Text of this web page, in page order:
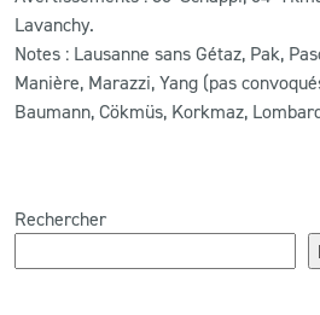
Lavanchy.
Notes : Lausanne sans Gétaz, Pak,
Manière, Marazzi, Yang (pas
Baumann, Cökmüs, Korkmaz,
Rechercher